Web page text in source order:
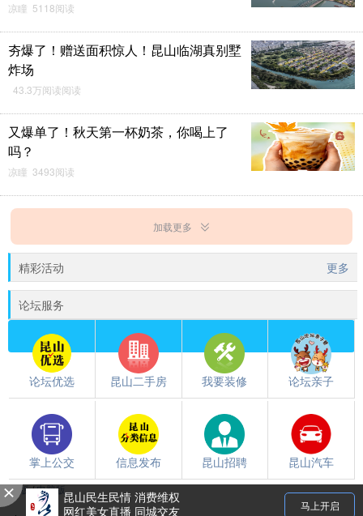
凉瞳 5118阅读
夯爆了！赠送面积惊人！昆山临湖真别墅
炸场
43.3万阅读阅读
又爆单了！秋天第一杯奶茶，你喝上了
吗？
凉瞳 3493阅读
加载更多
精彩活动 更多
论坛服务
论坛优选 昆山二手房 我要装修 论坛亲子
掌上公交 信息发布 昆山招聘 昆山汽车
都翻到这儿了，就下载个昆山论坛APP吧~~
触屏版/电脑版昆山民生民情 消费维权
网红美女直播 同城交友
马上开启